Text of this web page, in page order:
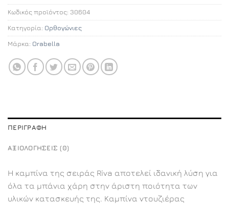
Κωδικός προϊόντος: 30604
Κατηγορία: Ορθογώνιες
Μάρκα: Orabella
ΠΕΡΙΓΡΑΦΉ
ΑΞΙΟΛΟΓΉΣΕΙΣ (0)
Η καμπίνα της σειράς Riva αποτελεί ιδανική λύση για
όλα τα μπάνια χάρη στην άριστη ποιότητα των
υλικών κατασκευής της. Καμπίνα ντουζιέρας